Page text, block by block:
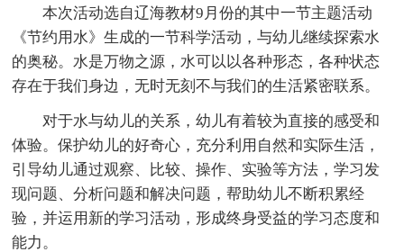
本次活动选自辽海教材9月份的其中一节主题活动
《节约用水》生成的一节科学活动，与幼儿继续探索水
的奥秘。水是万物之源，水可以以各种形态，各种状态
存在于我们身边，无时无刻不与我们的生活紧密联系。
对于水与幼儿的关系，幼儿有着较为直接的感受和
体验。保护幼儿的好奇心，充分利用自然和实际生活，
引导幼儿通过观察、比较、操作、实验等方法，学习发
现问题、分析问题和解决问题，帮助幼儿不断积累经
验，并运用新的学习活动，形成终身受益的学习态度和
能力。